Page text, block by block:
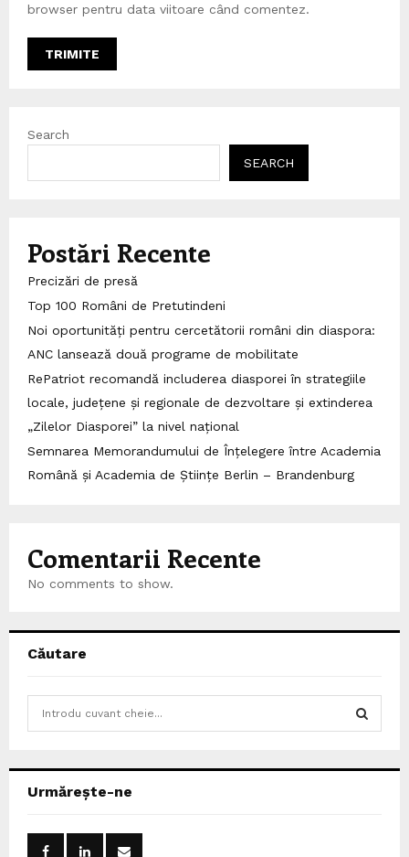
browser pentru data viitoare când comentez.
Search
SEARCH
Postări Recente
Precizări de presă
Top 100 Români de Pretutindeni
Noi oportunități pentru cercetătorii români din diaspora:
ANC lansează două programe de mobilitate
RePatriot recomandă includerea diasporei în strategiile
locale, județene și regionale de dezvoltare și extinderea
„Zilelor Diasporei” la nivel național
Semnarea Memorandumului de Înțelegere între Academia
Română și Academia de Științe Berlin – Brandenburg
Comentarii Recente
No comments to show.
Căutare
h
Urmărește-ne